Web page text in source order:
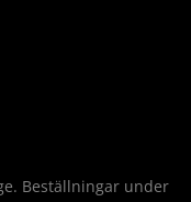
Beställningar under